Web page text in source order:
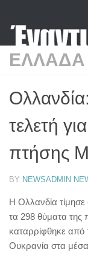
ΕΛΛΑΔΑ
τελετή
πτήσης
BY NEWSADMIN
Η Ολλανδία τίμησε
τα 298 θύματα της
καταρρίφθηκε
Ουκρανία στα μέσα